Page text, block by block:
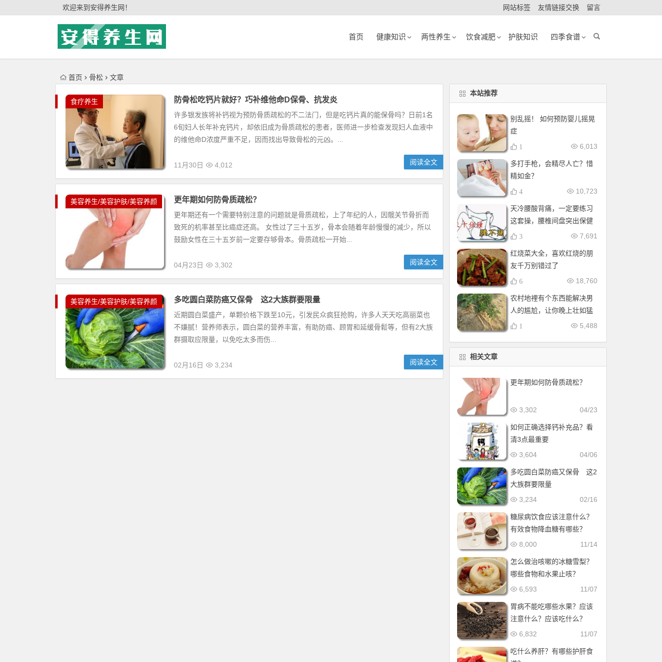
欢迎来到安得养生网！ 网站标签 友情链接交换 留言
首页 健康知识 两性养生 饮食减肥 护肤知识 四季食谱
首页 骨松 文章
食疗养生 防骨松吃钙片就好？巧补维他命D保骨、抗发炎
许多银发族将补钙视为预防骨质疏松的不二法门，但是吃钙片真的能保骨吗？日前1名
6旬妇人长年补充钙片，却依旧成为骨质疏松的患者，医师进一步检查发现妇人血液中
的维他命D浓度严重不足，因而找出导致骨松的元凶。...
11月30日 4,012 阅读全文
美容养生/美容护肤/美容养颜 更年期如何防骨质疏松？
更年期还有一个需要特别注意的问题就是骨质疏松，上了年纪的人，因髋关节骨折而
致死的机率甚至比癌症还高。 女性过了三十五岁，骨本会随着年龄慢慢的减少，所以
鼓励女性在三十五岁前一定要存够骨本。骨质疏松一开始...
04月23日 3,302 阅读全文
美容养生/美容护肤/美容养颜 多吃圆白菜防癌又保骨 这2大族群要限量
近期圆白菜盛产，单颗价格下跌至10元，引发民众疯狂抢购，许多人天天吃高丽菜也
不嫌腻！营养师表示，圆白菜的营养丰富，有助防癌、顾胃和延缓骨鬆等，但有2大族
群摄取应限量，以免吃太多而伤...
02月16日 3,234 阅读全文
本站推荐
别乱摇！ 如何预防婴儿摇晃
症
6,013
1
多打手枪，会精尽人亡？惜
精如金？
10,723
4
天冷腰酸背痛，一定要练习
这套操，腰椎间盘突出保健
操，全套收好！每天十分钟
7,691
3
红烧菜大全，喜欢红烧的朋
友千万别错过了
18,760
6
农村地裡有个东西能解决男
人的尴尬，让你晚上壮如猛
牛床受不了
5,488
1
相关文章
更年期如何防骨质疏松？
04/23
3,302
如何正确选择钙补充品？看
清3点最重要
04/06
3,604
多吃圆白菜防癌又保骨 这2
大族群要限量
02/16
3,234
糖尿病饮食应该注意什么？
有效食物降血糖有哪些？
11/14
8,000
怎么做治咳嗽的冰糖雪梨？
哪些食物和水果止咳？
11/07
6,593
胃病不能吃哪些水果？应该
注意什么？应该吃什么？
11/07
6,832
吃什么养肝？有哪些护肝食